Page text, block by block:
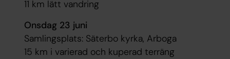
11 km lätt vandring
Onsdag 23 juni
Samlingsplats: Säterbo kyrka, Arboga
15 km i varierad och kuperad terräng